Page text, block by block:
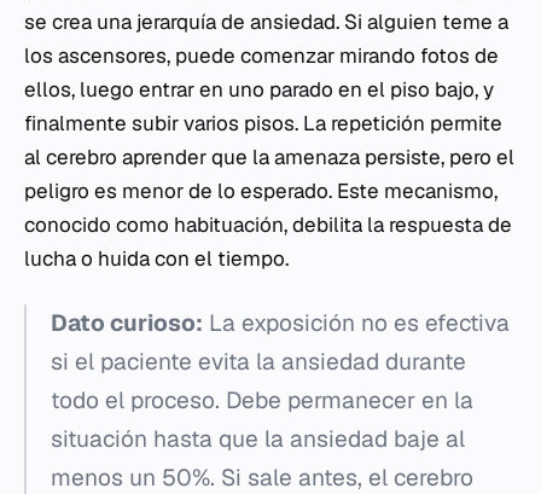
se crea una jerarquía de ansiedad. Si alguien teme a
los ascensores, puede comenzar mirando fotos de
ellos, luego entrar en uno parado en el piso bajo, y
finalmente subir varios pisos. La repetición permite
al cerebro aprender que la amenaza persiste, pero el
peligro es menor de lo esperado. Este mecanismo,
conocido como habituación, debilita la respuesta de
lucha o huida con el tiempo.
Dato curioso: La exposición no es efectiva
si el paciente evita la ansiedad durante
todo el proceso. Debe permanecer en la
situación hasta que la ansiedad baje al
menos un 50%. Si sale antes, el cerebro